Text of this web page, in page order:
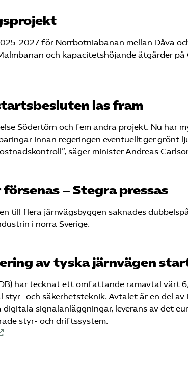
2027 för Norrbotniabanan mellan Dåva
och kapacitetshöjande åtgärder på
las fram
Södertörn och fem andra projekt. Nu har
innan regeringen eventuellt ger grönt
säger minister Andreas
– Stegra pressas
till flera järnvägsbyggen saknades
i norra Sverige.
av tyska järnvägen
har tecknat ett omfattande ramavtal värt
och säkerhetsteknik. Avtalet är en del
signalanläggningar, leverans av det
styr- och driftssystem.